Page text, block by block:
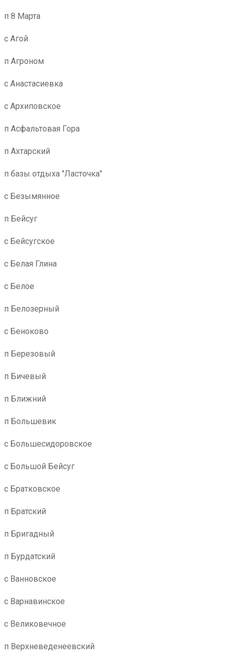
п 8 Марта
с Агой
п Агроном
с Анастасиевка
с Архиповское
п Асфальтовая Гора
п Ахтарский
п базы отдыха "Ласточка"
с Безымянное
п Бейсуг
с Бейсугское
с Белая Глина
с Белое
п Белозерный
с Беноково
п Березовый
п Бичевый
п Ближний
п Большевик
с Большесидоровское
с Большой Бейсуг
с Братковское
п Братский
п Бригадный
п Бурдатский
с Ванновское
с Варнавинское
с Великовечное
п Верхневеденеевский